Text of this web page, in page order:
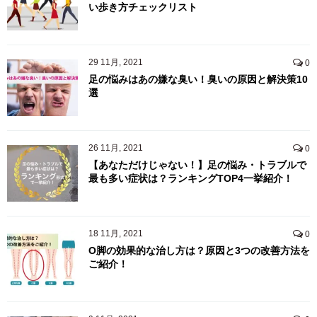
い歩き方チェックリスト
29 11月, 2021 0
足の悩みはあの嫌な臭い！臭いの原因と解決策10
選
26 11月, 2021 0
【あなただけじゃない！】足の悩み・トラブルで
最も多い症状は？ランキングTOP4一挙紹介！
18 11月, 2021 0
O脚の効果的な治し方は？原因と3つの改善方法を
ご紹介！